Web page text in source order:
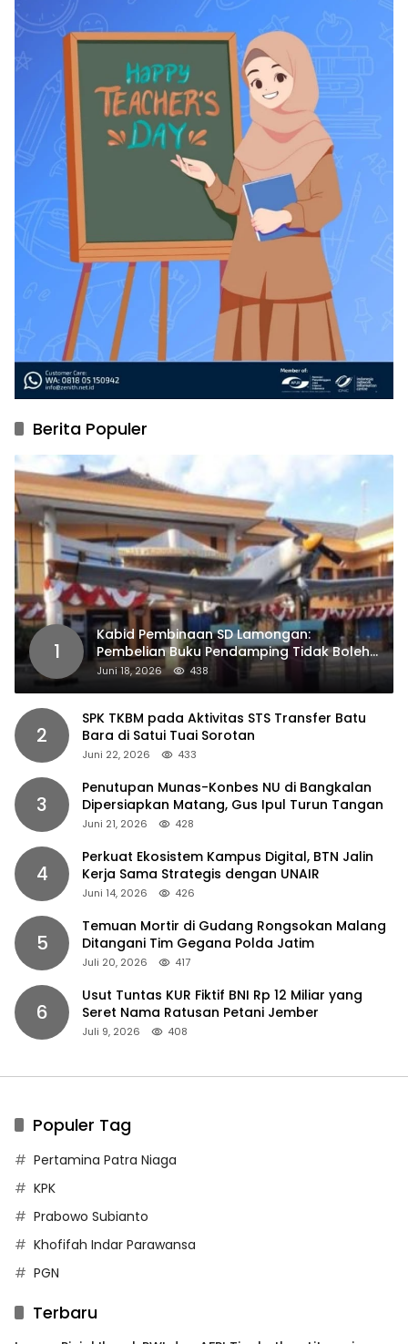
Berita Populer
1
Kabid Pembinaan SD Lamongan:
Pembelian Buku Pendamping Tidak Boleh
Dipaksakan
Juni 18, 2026 438
2
SPK TKBM pada Aktivitas STS Transfer Batu
Bara di Satui Tuai Sorotan
Juni 22, 2026 433
3
Penutupan Munas-Konbes NU di Bangkalan
Dipersiapkan Matang, Gus Ipul Turun Tangan
Juni 21, 2026 428
4
Perkuat Ekosistem Kampus Digital, BTN Jalin
Kerja Sama Strategis dengan UNAIR
Juni 14, 2026 426
5
Temuan Mortir di Gudang Rongsokan Malang
Ditangani Tim Gegana Polda Jatim
Juli 20, 2026 417
6
Usut Tuntas KUR Fiktif BNI Rp 12 Miliar yang
Seret Nama Ratusan Petani Jember
Juli 9, 2026 408
Populer Tag
Pertamina Patra Niaga
KPK
Prabowo Subianto
Khofifah Indar Parawansa
PGN
Terbaru